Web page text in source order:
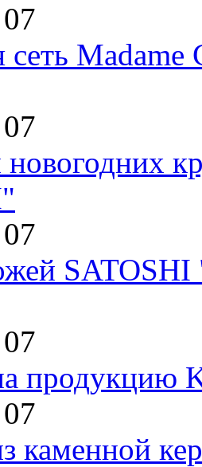
сеть Madame
продукцию
каменной